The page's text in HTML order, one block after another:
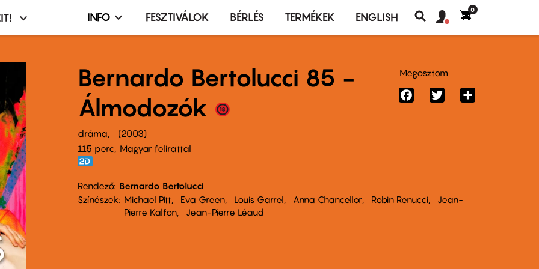
Infó,
terembérlés
menü
INFO FESZTIVÁLOK BÉRLÉS TERMÉKEK ENGLISH
Keresés
fiók
Felhasználói
0
Bernardo Bertolucci 85 -
Álmodozók
dráma
2003
115 perc,
Magyar felirattal
Rendező Bernardo Bertolucci
Színészek
Michael Pitt Eva Green Louis Garrel Anna Chancellor Robin Renucci
Jean-
Pierre Kalfon
Jean-Pierre Léaud
Megosztom
FacebookTwitter